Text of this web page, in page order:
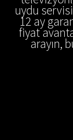
uydu
12 ay
fiyat
arayın,